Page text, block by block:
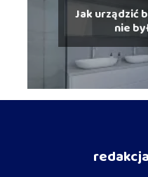
Jak urządzić
nie